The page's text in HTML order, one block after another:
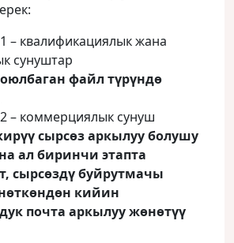
– квалификациялык жана
сунуштар
файл түрүндө
– коммерциялык сунуш
сырсөз аркылуу болушу
ал биринчи этапта
сырсөздү буйрутмачы
кийин
почта аркылуу жөнөтүү